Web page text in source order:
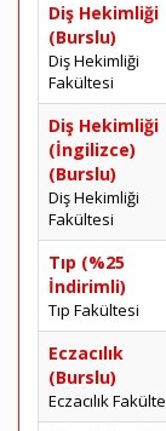
Diş Hekimliği
(Burslu)
Diş Hekimliği
Fakültesi
Diş Hekimliği
(İngilizce)
(Burslu)
Diş Hekimliği
Fakültesi
Tıp (%25
İndirimli)
Tıp Fakültesi
Eczacılık
(Burslu)
Eczacılık